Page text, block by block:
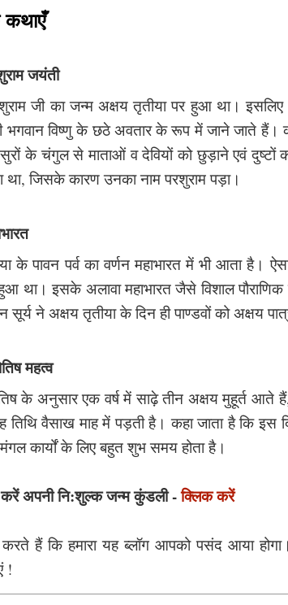
कथाएँ
जयंती
जी का जन्म अक्षय तृतीया पर हुआ था।
भगवान विष्णु के छठे अवतार के रूप में जाने जाते हैं।
के चंगुल से माताओं व देवियों को छुड़ाने एवं दुष्टों
था, जिसके कारण उनका नाम परशुराम पड़ा।
के पावन पर्व का वर्णन महाभारत में भी आता है।
था। इसके अलावा महाभारत जैसे विशाल
सूर्य ने अक्षय तृतीया के दिन ही पाण्डवों को अक्षय
महत्व
के अनुसार एक वर्ष में साढ़े तीन अक्षय मुहूर्त
तिथि वैसाख माह में पड़ती है। कहा जाता है कि इस
कार्यों के लिए बहुत शुभ समय होता है।
अपनी नि:शुल्क जन्म कुंडली -क्लिक करें
करते हैं कि हमारा यह ब्लॉग आपको पसंद आया
!